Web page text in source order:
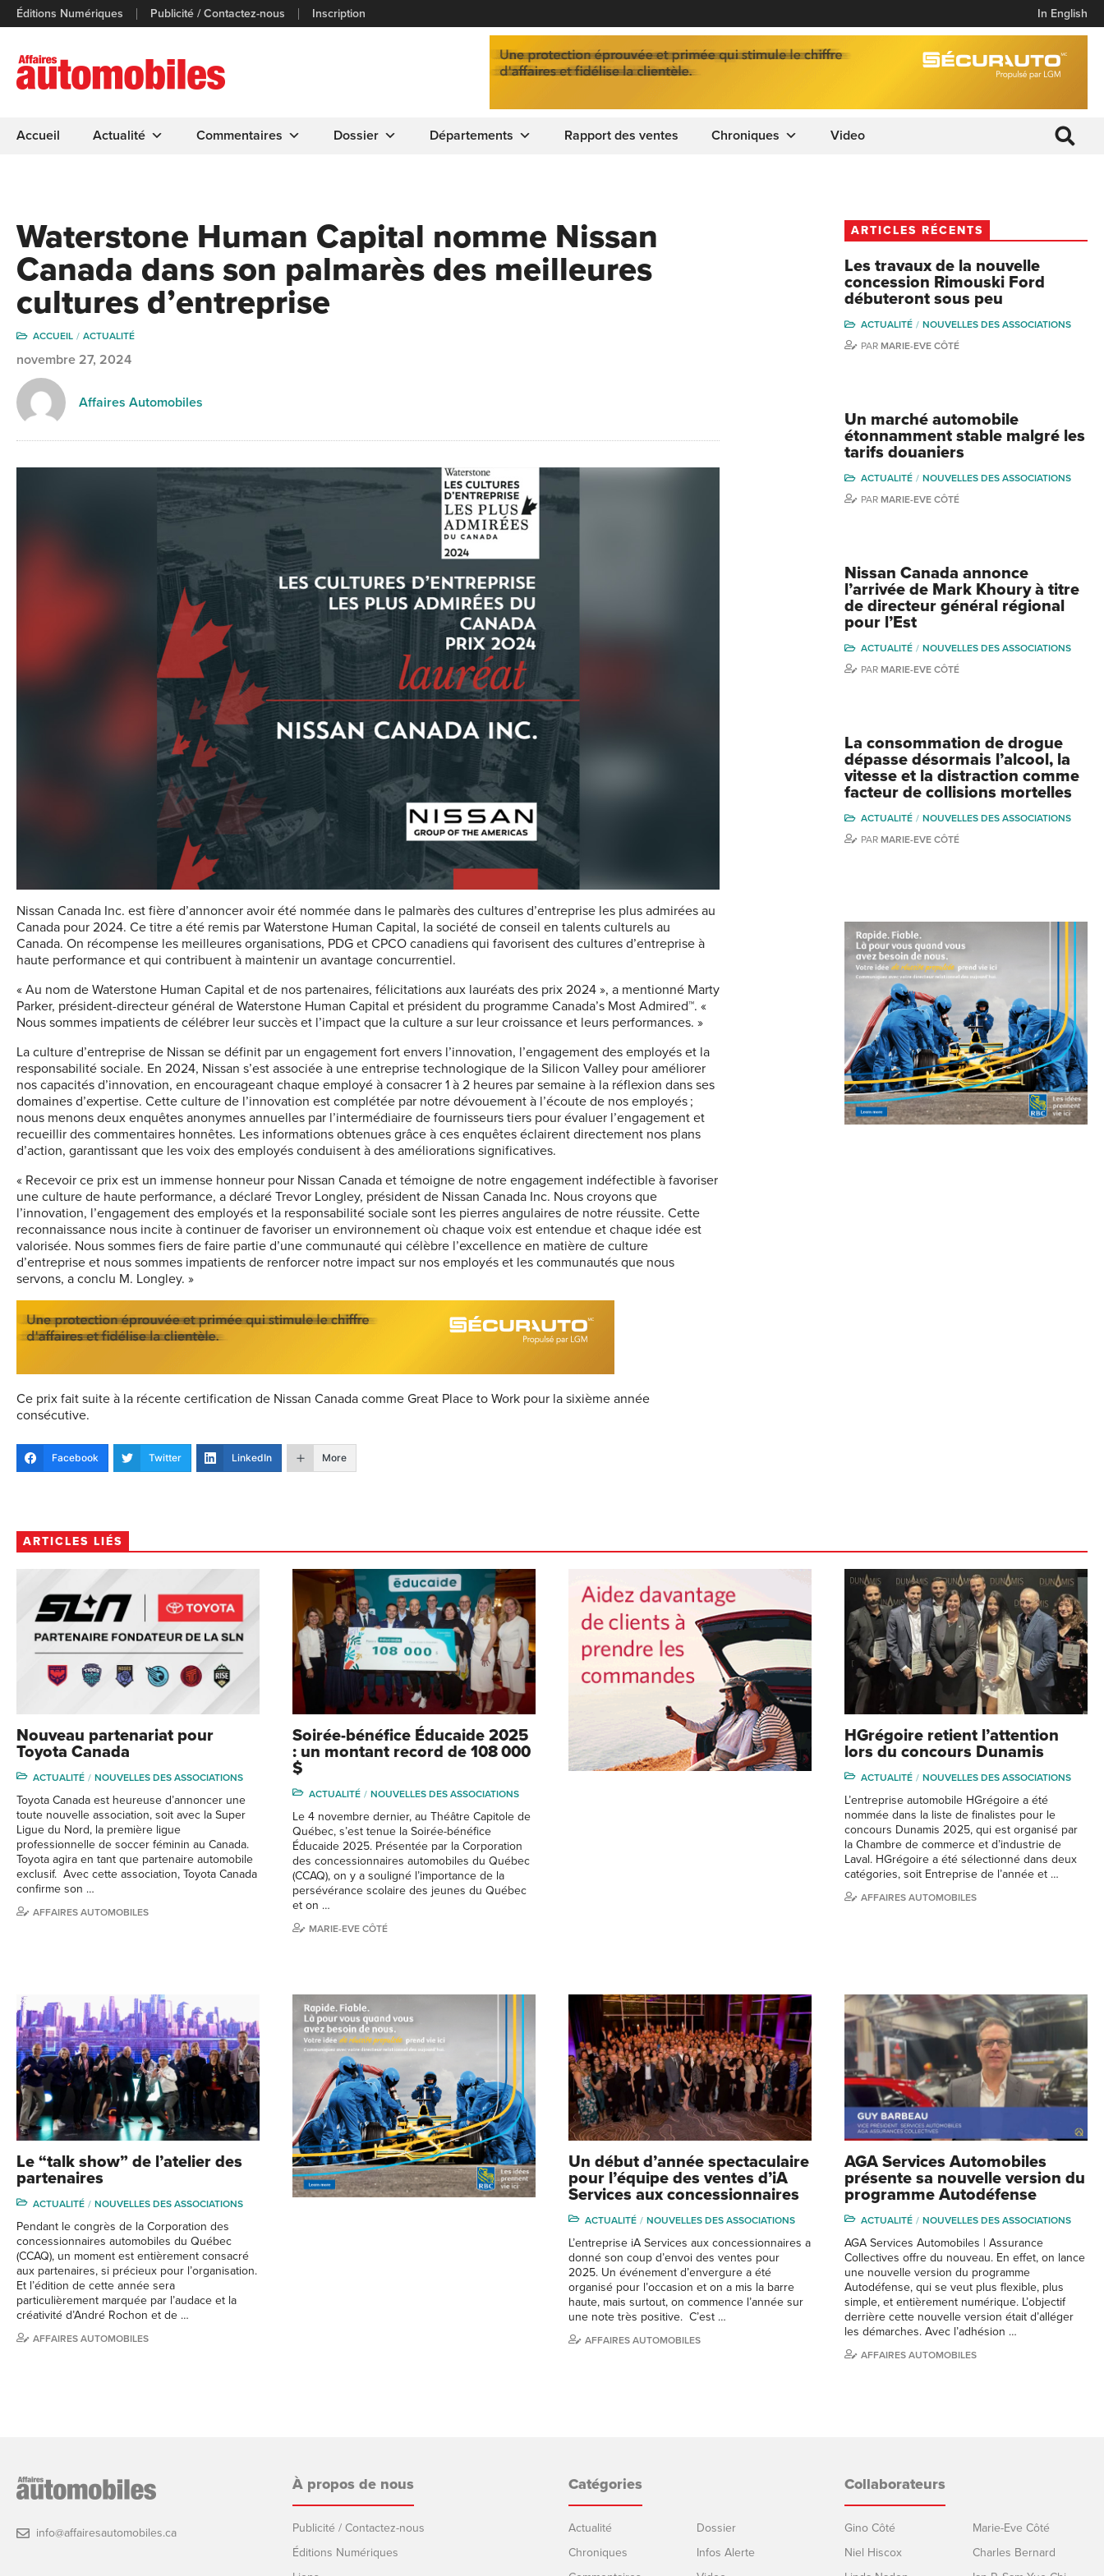
Éditions Numériques Publicité / Contactez-nous Inscription In English
Accueil Actualité Commentaires Dossier Départements Rapport des ventes Chroniques Video
Waterstone Human Capital nomme Nissan
Canada dans son palmarès des meilleures
cultures d’entreprise
ACCUEIL ACTUALITÉ
novembre 27, 2024
Affaires Automobiles
Nissan Canada Inc. est fière d’annoncer avoir été nommée dans le palmarès des cultures d’entreprise les plus admirées au
Canada pour 2024. Ce titre a été remis par Waterstone Human Capital, la société de conseil en talents culturels au
Canada. On récompense les meilleures organisations, PDG et CPCO canadiens qui favorisent des cultures d’entreprise à
haute performance et qui contribuent à maintenir un avantage concurrentiel.
« Au nom de Waterstone Human Capital et de nos partenaires, félicitations aux lauréats des prix 2024 », a mentionné Marty
Parker, président-directeur général de Waterstone Human Capital et président du programme Canada’s Most Admired™. «
Nous sommes impatients de célébrer leur succès et l’impact que la culture a sur leur croissance et leurs performances. »
La culture d’entreprise de Nissan se définit par un engagement fort envers l’innovation, l’engagement des employés et la
responsabilité sociale. En 2024, Nissan s’est associée à une entreprise technologique de la Silicon Valley pour améliorer
nos capacités d’innovation, en encourageant chaque employé à consacrer 1 à 2 heures par semaine à la réflexion dans ses
domaines d’expertise. Cette culture de l’innovation est complétée par notre dévouement à l’écoute de nos employés ;
nous menons deux enquêtes anonymes annuelles par l’intermédiaire de fournisseurs tiers pour évaluer l’engagement et
recueillir des commentaires honnêtes. Les informations obtenues grâce à ces enquêtes éclairent directement nos plans
d’action, garantissant que les voix des employés conduisent à des améliorations significatives.
« Recevoir ce prix est un immense honneur pour Nissan Canada et témoigne de notre engagement indéfectible à favoriser
une culture de haute performance, a déclaré Trevor Longley, président de Nissan Canada Inc. Nous croyons que
l’innovation, l’engagement des employés et la responsabilité sociale sont les pierres angulaires de notre réussite. Cette
reconnaissance nous incite à continuer de favoriser un environnement où chaque voix est entendue et chaque idée est
valorisée. Nous sommes fiers de faire partie d’une communauté qui célèbre l’excellence en matière de culture
d’entreprise et nous sommes impatients de renforcer notre impact sur nos employés et les communautés que nous
servons, a conclu M. Longley. »
Ce prix fait suite à la récente certification de Nissan Canada comme Great Place to Work pour la sixième année
consécutive.
Facebook Twitter LinkedIn More
ARTICLES RÉCENTS
Les travaux de la nouvelle
concession Rimouski Ford
débuteront sous peu
ACTUALITÉ
NOUVELLES DES ASSOCIATIONS
PAR MARIE-EVE CÔTÉ
Un marché automobile
étonnamment stable malgré les
tarifs douaniers
ACTUALITÉ
NOUVELLES DES ASSOCIATIONS
PAR MARIE-EVE CÔTÉ
Nissan Canada annonce
l’arrivée de Mark Khoury à titre
de directeur général régional
pour l’Est
ACTUALITÉ
NOUVELLES DES ASSOCIATIONS
PAR MARIE-EVE CÔTÉ
La consommation de drogue
dépasse désormais l’alcool, la
vitesse et la distraction comme
facteur de collisions mortelles
ACTUALITÉ
NOUVELLES DES ASSOCIATIONS
PAR MARIE-EVE CÔTÉ
ARTICLES LIÉS
Nouveau partenariat pour
Toyota Canada
ACTUALITÉ NOUVELLES DES ASSOCIATIONS
Toyota Canada est heureuse d’annoncer une
toute nouvelle association, soit avec la Super
Ligue du Nord, la première ligue
professionnelle de soccer féminin au Canada.
Toyota agira en tant que partenaire automobile
exclusif. Avec cette association, Toyota Canada
confirme son …
AFFAIRES AUTOMOBILES
Soirée-bénéfice Éducaide 2025
: un montant record de 108 000
$
ACTUALITÉ NOUVELLES DES ASSOCIATIONS
Le 4 novembre dernier, au Théâtre Capitole de
Québec, s’est tenue la Soirée-bénéfice
Éducaide 2025. Présentée par la Corporation
des concessionnaires automobiles du Québec
(CCAQ), on y a souligné l’importance de la
persévérance scolaire des jeunes du Québec
et on …
MARIE-EVE CÔTÉ
HGrégoire retient l’attention
lors du concours Dunamis
ACTUALITÉ NOUVELLES DES ASSOCIATIONS
L’entreprise automobile HGrégoire a été
nommée dans la liste de finalistes pour le
concours Dunamis 2025, qui est organisé par
la Chambre de commerce et d’industrie de
Laval. HGrégoire a été sélectionné dans deux
catégories, soit Entreprise de l’année et …
AFFAIRES AUTOMOBILES
Le “talk show” de l’atelier des
partenaires
ACTUALITÉ NOUVELLES DES ASSOCIATIONS
Pendant le congrès de la Corporation des
concessionnaires automobiles du Québec
(CCAQ), un moment est entièrement consacré
aux partenaires, si précieux pour l’organisation.
Et l’édition de cette année sera
particulièrement marquée par l’audace et la
créativité d’André Rochon et de …
AFFAIRES AUTOMOBILES
Un début d’année spectaculaire
pour l’équipe des ventes d’iA
Services aux concessionnaires
ACTUALITÉ NOUVELLES DES ASSOCIATIONS
L’entreprise iA Services aux concessionnaires a
donné son coup d’envoi des ventes pour
2025. Un événement d’envergure a été
organisé pour l’occasion et on a mis la barre
haute, mais surtout, on commence l’année sur
une note très positive. C’est …
AFFAIRES AUTOMOBILES
AGA Services Automobiles
présente sa nouvelle version du
programme Autodéfense
ACTUALITÉ NOUVELLES DES ASSOCIATIONS
AGA Services Automobiles | Assurance
Collectives offre du nouveau. En effet, on lance
une nouvelle version du programme
Autodéfense, qui se veut plus flexible, plus
simple, et entièrement numérique. L’objectif
derrière cette nouvelle version était d’alléger
les démarches. Avec l’adhésion …
AFFAIRES AUTOMOBILES
info@affairesautomobiles.ca
À propos de nous
Publicité / Contactez-nous
Éditions Numériques
Catégories
Actualité
Chroniques
Dossier
Infos Alerte
Collaborateurs
Gino Côté
Niel Hiscox
Marie-Eve Côté
Charles Bernard